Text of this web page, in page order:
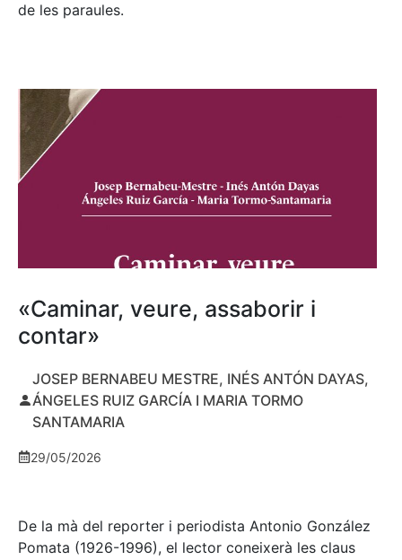
de les paraules.
«Caminar, veure, assaborir i
contar»
JOSEP BERNABEU MESTRE, INÉS ANTÓN DAYAS,
ÁNGELES RUIZ GARCÍA I MARIA TORMO
SANTAMARIA
29/05/2026
De la mà del reporter i periodista Antonio González
Pomata (1926-1996), el lector coneixerà les claus